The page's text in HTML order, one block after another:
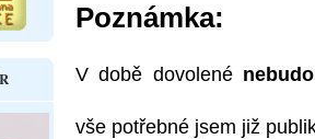
Poznámka:
V době dovolené
vše potřebné jsem již